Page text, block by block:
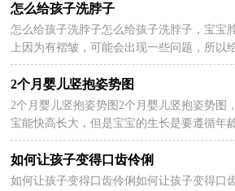
怎么给孩子洗脖子
怎么给孩子洗脖子怎么给孩子洗脖子，宝宝
上因为有褶皱，可能会出现一些问题，所以
定必要的，那么下面就为大家介绍怎么给
2个月婴儿竖抱姿势图
2个月婴儿竖抱姿势图2个月婴儿竖抱姿势图
宝能快高长大，但是宝宝的生长是要遵循年
么年龄做什么事，不能过于着急，比如说抱
如何让孩子变得口齿伶俐
如何让孩子变得口齿伶俐如何让孩子变得口